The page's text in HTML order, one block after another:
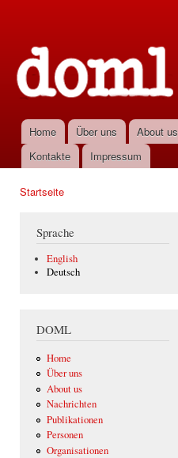
Hauptmenü
Home Über uns About us
Kontakte
Impressum
Startseite
Sprache
English
Deutsch
DOML
Home
Über uns
About us
Nachrichten
Publikationen
Personen
Organisationen